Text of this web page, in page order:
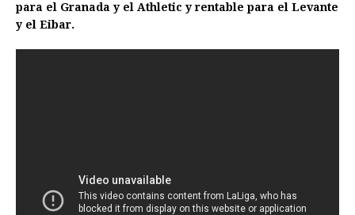
para el Granada y el Athletic y rentable para el Levante
y el Eibar.